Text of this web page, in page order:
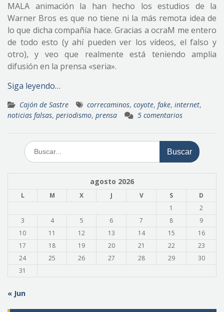
MALA animación la han hecho los estudios de la
Warner Bros es que no tiene ni la más remota idea de
lo que dicha compañía hace. Gracias a ocraM me entero
de todo esto (y ahí pueden ver los vídeos, el falso y
otro), y veo que realmente está teniendo amplia
difusión en la prensa «seria».
Siga leyendo…
Cajón de Sastre correcaminos, coyote, fake, internet,
noticias falsas, periodismo, prensa 5 comentarios
Buscar:
agosto 2026
L M X J V S
D
1
2
3
4 5 6 7 8
9
10
11 12 13 14 15
16
17
18 19 20 21 22
23
24
25 26 27 28 29
30
31
« Jun